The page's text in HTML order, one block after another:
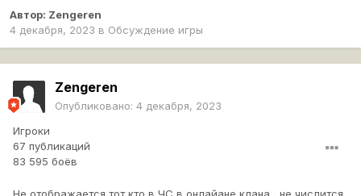
Автор: Zengeren
4 декабря, 2023 в Обсуждение игры
Zengeren
Опубликовано: 4 декабря, 2023
Игроки
67 публикаций
83 595 боёв